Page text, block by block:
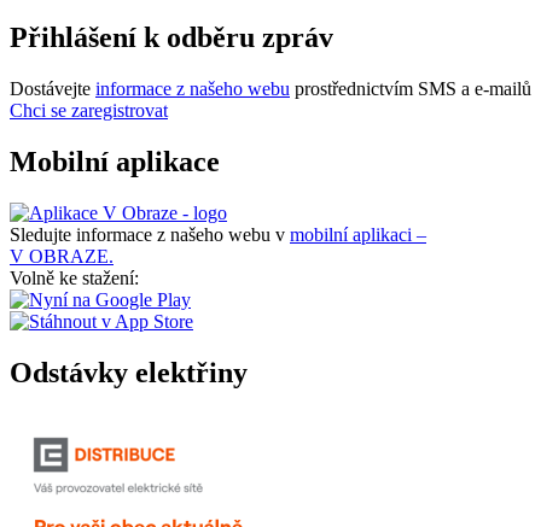
Přihlášení k odběru zpráv
Dostávejte informace z našeho webu prostřednictvím SMS a e-mailů
Chci se zaregistrovat
Mobilní aplikace
Sledujte informace z našeho webu v mobilní aplikaci –
V OBRAZE.
Volně ke stažení:
Odstávky elektřiny